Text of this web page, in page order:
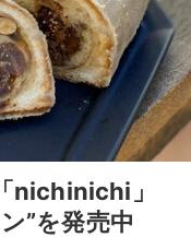
nichinichi」
”を発売中